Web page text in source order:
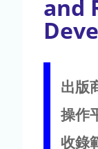
and
出版
操作
收錄